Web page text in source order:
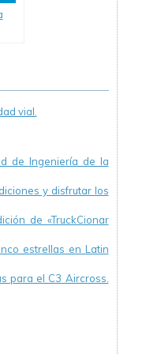
vial.
de Ingeniería de la
y disfrutar los
de «TruckCionar
estrellas en Latin
para el C3 Aircross.